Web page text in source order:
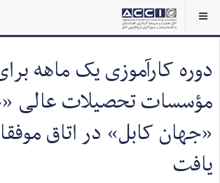
دوره کارآموزی یک ماهه
مؤسسات تحصیلات عالی
«جهان کابل» در اتاق
یافت